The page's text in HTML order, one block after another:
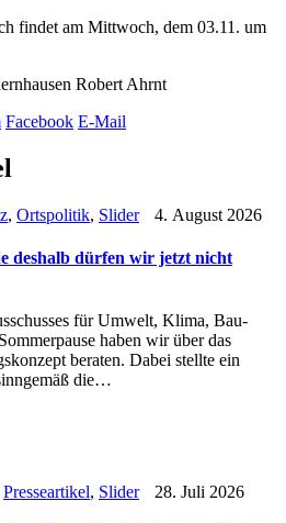
findet am Mittwoch, dem 03.11. um
Robert Ahrnt
Facebook E-Mail
, Ortspolitik, Slider 4. August 2026
deshalb dürfen wir jetzt nicht
für Umwelt, Klima, Bau-
haben wir über das
beraten. Dabei stellte ein
die…
Presseartikel, Slider 28. Juli 2026